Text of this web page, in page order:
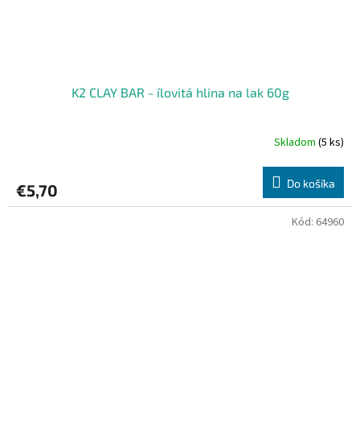
K2 CLAY BAR - ílovitá hlina na lak 60g
Skladom (5 ks)
€5,70 Do košíka
Kód: 64960